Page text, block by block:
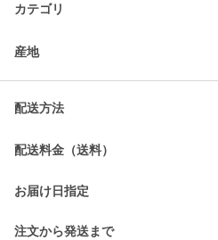
カテゴリ
産地
配送方法
配送料金（送料）
お届け日指定
注文から発送まで